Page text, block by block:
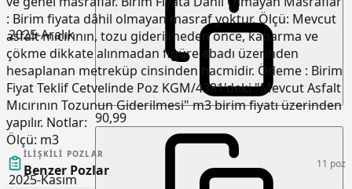
2025-Aralık
2025-Kasım
90,99
: Birim fiyata dâhil olmayan masraf yoktur. Ölçü: Mevcut
asfalt mıcırının, tozu giderilmeden önce, kabarma ve
çökme dikkate alınmadan figüre ebadı üzerinden
hesaplanan metreküp cinsinden hacmidir. Ödeme : Birim
Fiyat Teklif Cetvelinde Poz KGM/4381'deki "Mevcut Asfalt
Mıcırının Tozunun Giderilmesi" m3 birim fiyatı üzerinden
yapılır. Notlar:
Ölçü: m3
İLIŞKILI POZLAR
Benzer Pozlar 11 poz